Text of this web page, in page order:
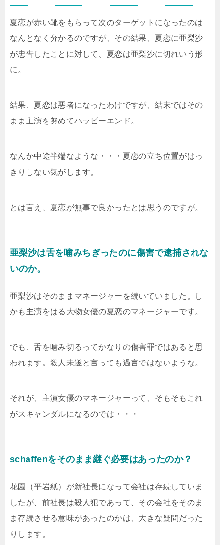
夏恋が赤い靴をもらって次のターゲットになったのは
なんとなく分かるのですが、その結果、夏恋に亜梨沙
が忠告したことに対して、夏恋は亜梨沙に切れいう形
に。
結果、夏恋は悪者になったわけですが、結末ではその
まま主演を努めてハッピーエンド。
なんか中途半端なような・・・夏恋の立ち位置がはっ
きりしない気がします。
とは言え、夏恋が無事で良かったとは思うのですが。
亜梨沙は舌を噛みちぎったのに傷害で逮捕されな
いのか。
亜梨沙はそのままマネージャーを続いていました。し
かも主演をはる大物女優の夏恋のマネージャーです。
でも、舌を噛み切るってかなりの傷害罪ではあると思
われます。殺人未遂と言っても過言ではないような。
それが、主演女優のマネージャーって、そもそもこれ
がスキャンダルになるのでは・・・
schaffenをそのまま継ぐ必要はあったのか？
花園（平岩紙）が新社長になって会社は存続していま
したが、前社長は殺人犯であって、その会社をそのま
ま存続させる意味があったのかは、大きな疑問だった
りします。